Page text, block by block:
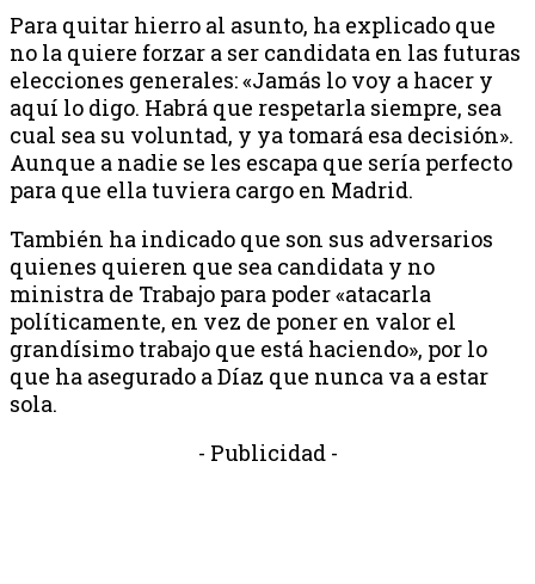
Para quitar hierro al asunto, ha explicado que
no la quiere forzar a ser candidata en las futuras
elecciones generales: «Jamás lo voy a hacer y
aquí lo digo. Habrá que respetarla siempre, sea
cual sea su voluntad, y ya tomará esa decisión».
Aunque a nadie se les escapa que sería perfecto
para que ella tuviera cargo en Madrid.
También ha indicado que son sus adversarios
quienes quieren que sea candidata y no
ministra de Trabajo para poder «atacarla
políticamente, en vez de poner en valor el
grandísimo trabajo que está haciendo», por lo
que ha asegurado a Díaz que nunca va a estar
sola.
- Publicidad -